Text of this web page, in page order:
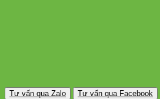
Tư vấn qua Zalo Tư vấn qua Facebook